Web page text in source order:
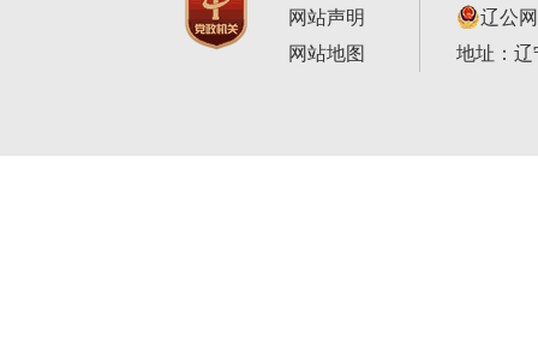
网站声明
网站地图
辽公
地址：辽